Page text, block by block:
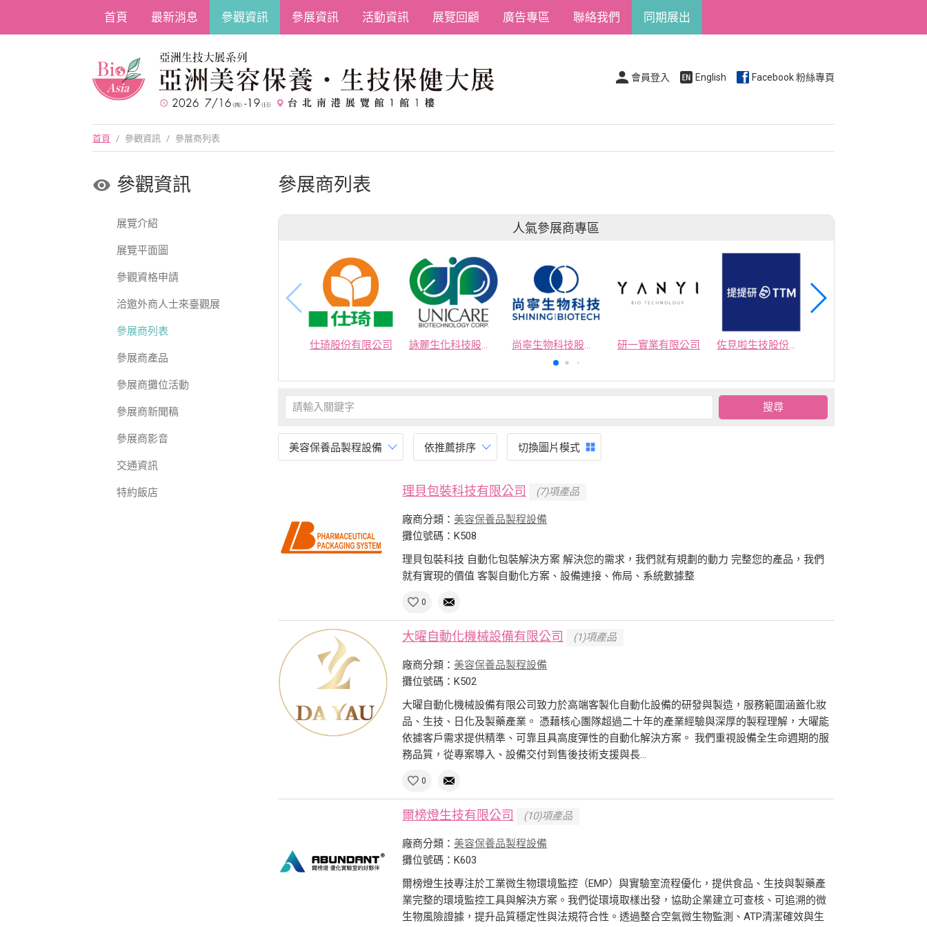
首頁 最新消息 參觀資訊 參展資訊 活動資訊 展覽回顧 廣告專區 聯絡我們 同期展出
會員登入 English Facebook 粉絲專頁
首頁 / 參觀資訊 / 參展商列表
參觀資訊
展覽介紹
展覽平面圖
參觀資格申請
洽邀外商人士來臺觀展
參展商列表
參展商產品
參展商攤位活動
參展商新聞稿
參展商影音
交通資訊
特約飯店
參展商列表
人氣參展商專區
仕琦股份有限公司 詠麗生化科技股份有限公司 尚寧生物科技股份有限公司 研一實業有限公司 佐見啦生技股份有限公司
美容保養品製程設備 依推薦排序 切換圖片模式
理貝包裝科技有限公司 (7)項產品
廠商分類：美容保養品製程設備
攤位號碼：K508
理貝包裝科技 自動化包裝解決方案 解決您的需求，我們就有規劃的動力 完整您的產品，我們
就有實現的價值 客製自動化方案、設備連接、佈局、系統數據整
0
大曜自動化機械設備有限公司 (1)項產品
廠商分類：美容保養品製程設備
攤位號碼：K502
大曜自動化機械設備有限公司致力於高端客製化自動化設備的研發與製造，服務範圍涵蓋化妝
品、生技、日化及製藥產業。 憑藉核心團隊超過二十年的產業經驗與深厚的製程理解，大曜能
依據客戶需求提供精準、可靠且具高度彈性的自動化解決方案。 我們重視設備全生命週期的服
務品質，從專案導入、設備交付到售後技術支援與長...
0
爾榜燈生技有限公司 (10)項產品
廠商分類：美容保養品製程設備
攤位號碼：K603
爾榜燈生技專注於工業微生物環境監控（EMP）與實驗室流程優化，提供食品、生技與製藥產
業完整的環境監控工具與解決方案。我們從環境取樣出發，協助企業建立可查核、可追溯的微
生物風險證據，提升品質穩定性與法規符合性。透過整合空氣微生物監測、ATP清潔確效與生